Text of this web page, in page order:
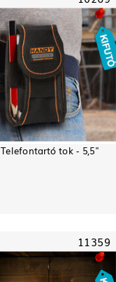
Telefontartó tok - 5,5"
11359